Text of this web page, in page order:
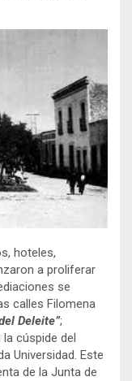
hoteles,
a proliferar
se
calles Filomena
Deleite”;
la cúspide del
Universidad. Este
de la Junta de